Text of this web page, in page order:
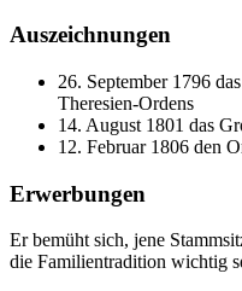
Auszeichnungen
26. September 1796
Theresien-Ordens
14. August 1801 das
12. Februar 1806 den
Erwerbungen
Er bemüht sich, jene
die Familientradition wichtig